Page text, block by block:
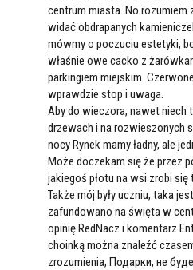
centrum miasta. No rozumiem
widać obdrapanych
mówmy o poczuciu estetyki,
właśnie owe cacko z
parkingiem miejskim.
wprawdzie stop i uwaga.
Aby do wieczora, nawet niech
drzewach i na rozwieszonych
nocy Rynek mamy ładny, ale
Może doczekam się że przez
jakiegoś płotu na wsi zrobi się
Także mój były uczniu, taka
zafundowano na święta w
opinię RedNacz i komentarz
choinką można znaleźć
zrozumienia, Подарки, не